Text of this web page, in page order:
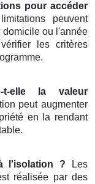
pour accéder
peuvent
domicile ou l'année
les critères
t-elle la valeur
peut augmenter
en la rendant
l'isolation ? Les
réalisée par des